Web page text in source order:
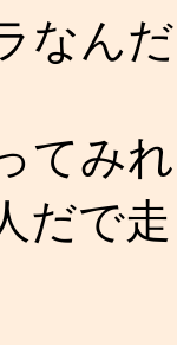
なん
てみ
だで